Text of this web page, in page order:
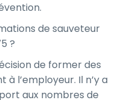
de sauveteur
?
de former des
l’employeur. Il n’y a
aux nombres de